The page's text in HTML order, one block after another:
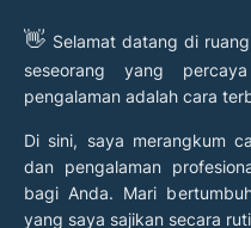
👋 Selamat datang di
seseorang yang
pengalaman adalah cara
Di sini, saya merangkum
dan pengalaman
bagi Anda. Mari
yang saya sajikan secara